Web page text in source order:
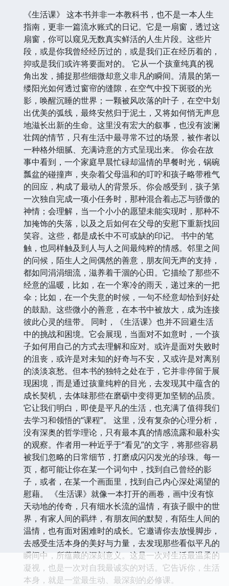
《生活课》 这本书并非一本教科书，也不是一本人生
指南，更非一篇流水账式的日记。它是一扇窗，透过这
扇窗，你可以窥见无数真实鲜活的人生片段。这些片
段，或是你我曾经经历过的，或是我们正在经历着的，
抑或是我们或许将要面对的。 它从一个孩童纯真的视
角出发，捕捉那些细微却意义非凡的瞬间。清晨的第一
缕阳光如何透过窗帘的缝隙，在空气中投下斑驳的光
影，唤醒沉睡的世界；一颗被风吹落的叶子，在空中划
出优美的弧线，最终安然归于泥土，又将如何悄无声息
地滋长出新的生命。这里没有宏大的叙事，也没有波澜
壮阔的情节，只有生活中最寻常不过的场景，被作者以
一种格外细腻、充满诗意的方式呈现出来。 你会在故
事中看到，一个家庭早晨忙碌却温情的早餐时光，锅碗
瓢盆的碰撞声，夹杂着父母温和的叮咛和孩子略带稚气
的回应，构成了最动人的背景乐。你会感受到，孩子第
一次独自完成一项小任务时，那种混合着忐忑与骄傲的
神情；会理解，当一个小小的愿望未能实现时，那种不
加掩饰的失落，以及之后如何在父母的安慰下重新找回
笑容。这些，都是成长中不可或缺的印记。 书中的笔
触，也同样触及到人与人之间最纯粹的情感。邻里之间
的问候，陌生人之间偶然的善意，朋友间无声的支持，
都如同涓涓细流，滋养着干涸的心田。它描绘了那些不
经意的温暖，比如，在一个寒冷的雨天，递过来的一把
伞；比如，在一个失意的时候，一句不经意却恰到好处
的鼓励。这些微小的善意，在本书中被放大，成为连接
彼此心灵的纽带。 同时，《生活课》也并不回避生活
中的挑战和困境。它会展现，当面对不如意时，一个孩
子如何用自己的方式去理解和应对。或许是面对失败时
的沮丧，或许是对未知的好奇与不安，又或许是对离别
的淡淡哀愁。但本书的独特之处在于，它并非停留于展
现困境，而是通过孩童纯粹的目光，去发现其中蕴含的
成长契机，去体味那些在磨砺中变得更加坚韧的品质。
它让我们明白，即使是平凡的生活，也充满了值得我们
去学习和领悟的“课程”。 这里，没有复杂的心理分析，
没有深奥的哲学理论，只有最本真的情感流露和最朴实
的观察。作者用一种近乎于“看见”的文字，将那些容易
被我们忽略的日常细节，打磨成闪闪发光的珍珠。每一
页，都可能让你在某一个词句中，找到自己曾经的影
子，或者，在某一个画面里，找到自己内心深处渴望的
慰藉。 《生活课》就像一本打开的画卷，画中没有惊
天动地的传奇，只有细水长流的温情，有孩子眼中的世
界，有家人间的羁绊，有朋友间的默契，有陌生人间的
温情，也有面对困难时的成长。它邀请你去放慢脚步，
去感受生活本身的美好与力量，去发现那些看似平凡的
瞬间中，所蕴藏的深刻意义。这是一次对生活最温柔的
凝视，也是一次对自我最诚实的对话。它告诉你，生活
本身，就是一堂最生动、最深刻的必修课。